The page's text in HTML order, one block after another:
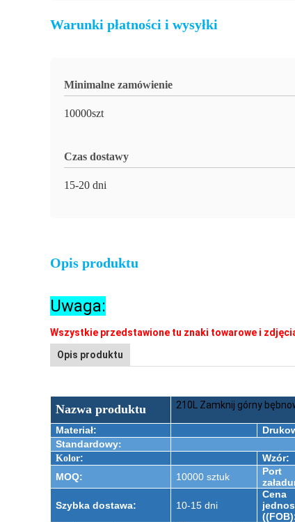
Warunki płatności i wysyłki
Minimalne zamówienie
10000szt
Czas dostawy
15-20 dni
Opis produktu
Uwaga:
Wszystkie przedstawione tu znaki towarowe i
Opis produktu
Nazwa produktu 210L Zamknij górny
Materiał:
Standardowy:
Kolor: Wzór:
MOQ:
10000 sztuk
Port
Szybka dostawa: 10-15 dni
Cena